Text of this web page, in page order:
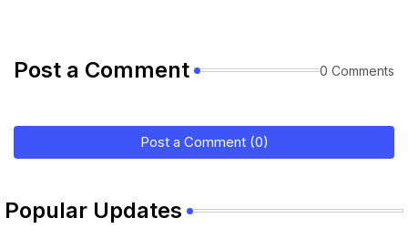
Post a Comment 0 Comments
Post a Comment (0)
Popular Updates